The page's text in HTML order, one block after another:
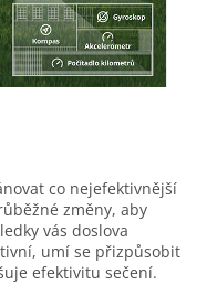
co nejefektivnější
změny, aby
vás doslova
umí se přizpůsobit
efektivitu sečení.